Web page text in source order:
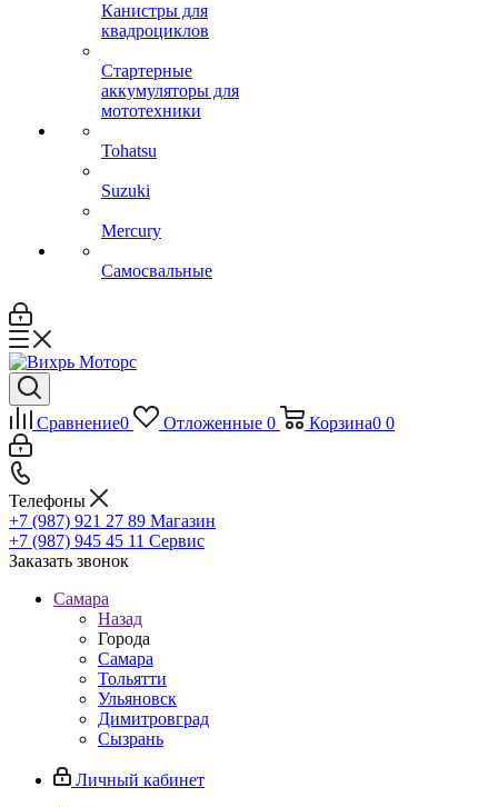
Канистры для
квадроциклов
Стартерные
аккумуляторы для
мототехники
Tohatsu
Suzuki
Mercury
Самосвальные
Сравнение0 Отложенные 0 Корзина0 0
Телефоны
+7 (987) 921 27 89 Магазин
+7 (987) 945 45 11 Сервис
Заказать звонок
Самара
Назад
Города
Самара
Тольятти
Ульяновск
Димитровград
Сызрань
Личный кабинет